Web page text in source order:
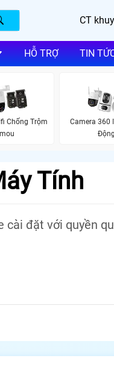
CT
HỖ TRỢ TIN
Chống Trộm
Camera 360
Động
Tính
cài đặt với quyền